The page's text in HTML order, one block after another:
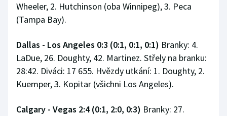
Wheeler, 2. Hutchinson (oba Winnipeg), 3. Peca
(Tampa Bay).
Dallas - Los Angeles 0:3 (0:1, 0:1, 0:1) Branky: 4.
LaDue, 26. Doughty, 42. Martinez. Střely na branku:
28:42. Diváci: 17 655. Hvězdy utkání: 1. Doughty, 2.
Kuemper, 3. Kopitar (všichni Los Angeles).
Calgary - Vegas 2:4 (0:1, 2:0, 0:3) Branky: 27.